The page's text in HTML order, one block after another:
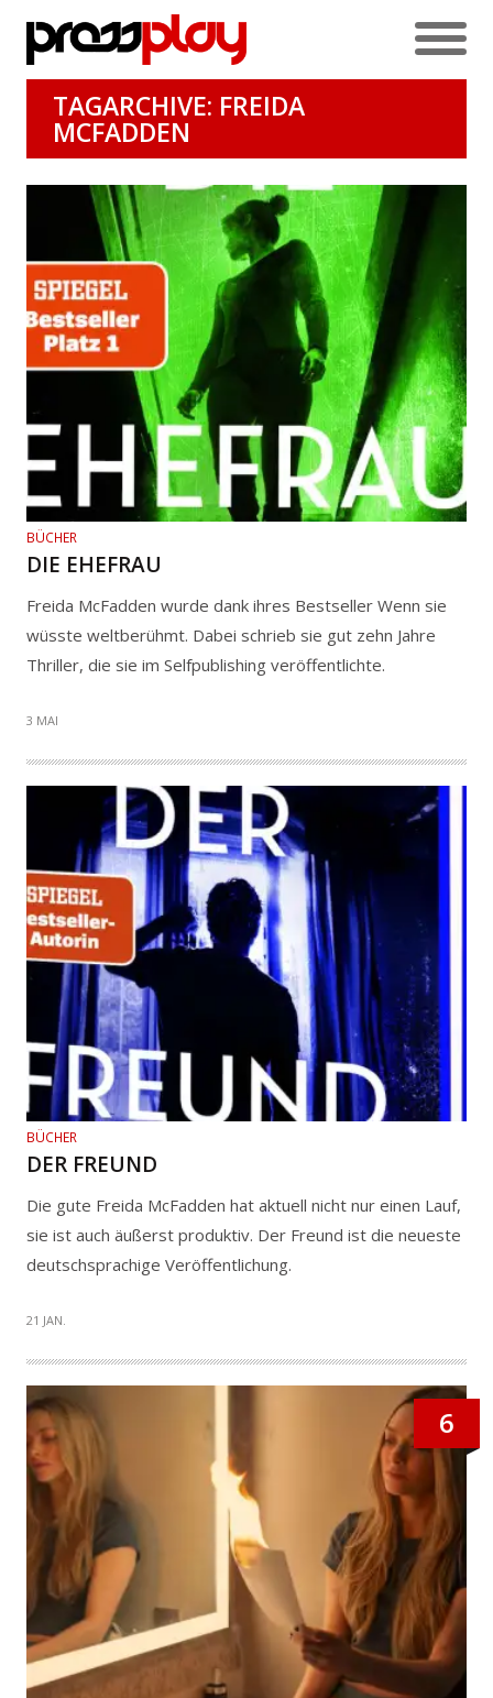
TAGARCHIVE: FREIDA
MCFADDEN
BÜCHER
DIE EHEFRAU
Freida McFadden wurde dank ihres Bestseller Wenn sie
wüsste weltberühmt. Dabei schrieb sie gut zehn Jahre
Thriller, die sie im Selfpublishing veröffentlichte.
3 MAI
BÜCHER
DER FREUND
Die gute Freida McFadden hat aktuell nicht nur einen Lauf,
sie ist auch äußerst produktiv. Der Freund ist die neueste
deutschsprachige Veröffentlichung.
21 JAN.
6